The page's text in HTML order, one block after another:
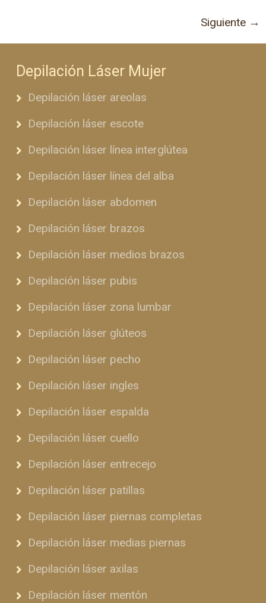
Siguiente →
Depilación Láser Mujer
Depilación láser areolas
Depilación láser escote
Depilación láser línea interglútea
Depilación láser línea del alba
Depilación láser abdomen
Depilación láser brazos
Depilación láser medios brazos
Depilación láser pubis
Depilación láser zona lumbar
Depilación láser glúteos
Depilación láser pecho
Depilación láser ingles
Depilación láser espalda
Depilación láser cuello
Depilación láser entrecejo
Depilación láser patillas
Depilación láser piernas completas
Depilación láser medias piernas
Depilación láser axilas
Depilación láser mentón